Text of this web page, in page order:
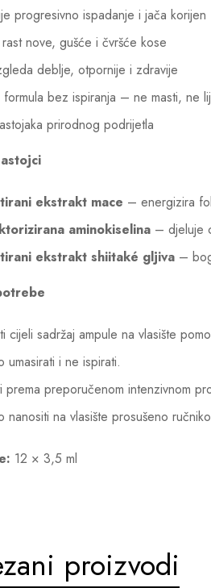
progresivno ispadanje i jača korijen
nove, gušće i čvršće kose
deblje, otpornije i zdravije
formula bez ispiranja – ne masti, ne
prirodnog podrijetla
ekstrakt mace – energizira
aminokiselina – djeluje
ekstrakt shiitaké gljiva –
cijeli sadržaj ampule na vlasište
umasirati i ne ispirati.
prema preporučenom intenzivnom
nanositi na vlasište prosušeno
12 × 3,5 ml
proizvodi